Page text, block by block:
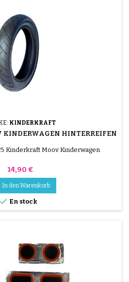
KINDERKRAFT
KINDERWAGEN HINTERREIFEN
Kinderkraft Moov Kinderwagen
Preis
14,90 €
In den Warenkorb
 En stock